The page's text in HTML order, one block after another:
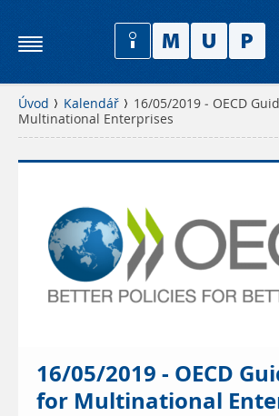
Úvod Kalendář
16/05/2019 - OECD
Multinational Enterprises
16/05/2019 - OECD
for Multinational